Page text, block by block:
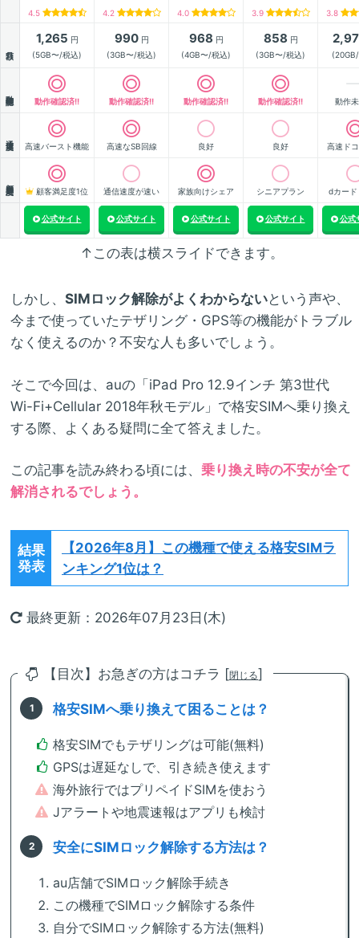
4.5 4.2 4.0 3.9 3.8
1,265 円
(5GB〜/税込)
990円
(3GB〜/税込)
968 円
(4GB〜/税込)
858 円
(3GB〜/税込)
動作確認済!! 動作確認済!! 動作確認済!! 動作確認済!! 動作
高速バースト機能 高速なSB回線 良好 良好 高速ド
顧客満足度1位 通信速度が速い 家族向けシェア シニアプラン dカード
公式サイト 公式サイト 公式サイト 公式サイト 公式
↑この表は横スライドできます。
しかし、 SIMロック解除がよくわからないという声や、
今まで使っていたテザリング・GPS等の機能がトラブル
なく使えるのか？不安な人も多いでしょう。
そこで今回は、auの「iPad Pro 12.9インチ 第3世代
Wi-Fi+Cellular 2018年秋モデル」で格安SIMへ乗り換え
する際、よくある疑問に全て答えました。
この記事を読み終わる頃には、 乗り換え時の不安が全て
解消されるでしょう。
結果
発表
【2026年8月】 この機種で使える格安SIMラ
ンキング1位は？
最終更新：2026年07月23日(木)
【目次】お急ぎの方はコチラ [閉じる]
格安SIMへ乗り換えて困ることは？
格安SIMでもテザリングは可能(無料)
GPSは遅延なしで、引き続き使えます
海外旅行ではプリペイドSIMを使おう
Jアラートや地震速報はアプリも検討
安全にSIMロック解除する方法は？
au店舗でSIMロック解除手続き
この機種でSIMロック解除する条件
自分でSIMロック解除する方法(無料)